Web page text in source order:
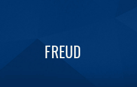
FREUD